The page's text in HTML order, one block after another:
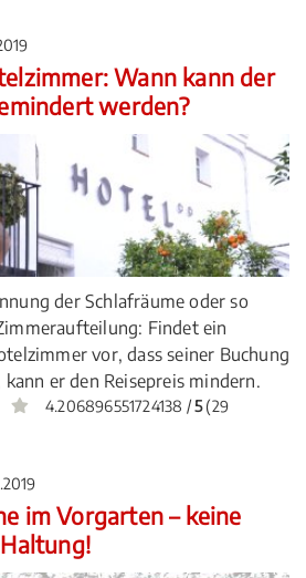
Wann kann der
werden?
der Schlafräume oder so
Findet ein
vor, dass seiner Buchung
er den Reisepreis mindern.
4.206896551724138 /5(29
im Vorgarten – keine